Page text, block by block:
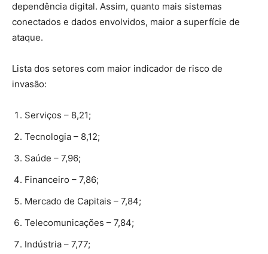
dependência digital. Assim, quanto mais sistemas
conectados e dados envolvidos, maior a superfície de
ataque.
Lista dos setores com maior indicador de risco de
invasão:
Serviços – 8,21;
Tecnologia – 8,12;
Saúde – 7,96;
Financeiro – 7,86;
Mercado de Capitais – 7,84;
Telecomunicações – 7,84;
Indústria – 7,77;